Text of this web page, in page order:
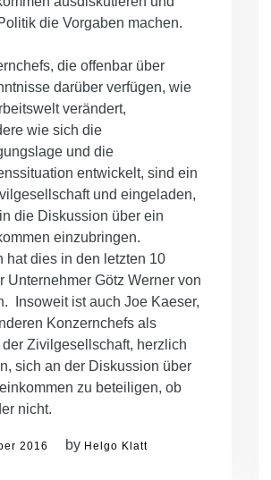
die Vorgaben machen.
die offenbar über
darüber verfügen, wie
verändert,
wie sich die
und die
entwickelt, sind ein
und eingeladen,
die Diskussion über ein
einzubringen.
hat dies in den letzten 10
Unternehmer Götz Werner von
Insoweit ist auch Joe Kaeser,
Konzernchefs als
der Zivilgesellschaft, herzlich
sich an der Diskussion über
zu beteiligen, ob
nicht.
2016 by Helgo Klatt